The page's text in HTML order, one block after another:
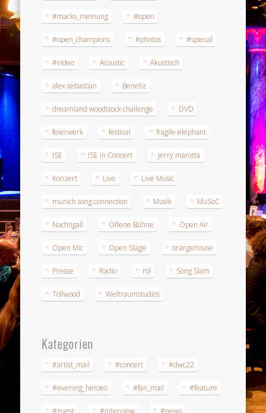
#macks_meinung #open
#open_champions #photos #special
#video Acoustic Akustisch
alex sebastian Benefiz
dreamland woodstock challenge DVD
feierwerk festival fragile elephant
ISE ISE in Concert jerry marotta
Konzert Live Live Music
munich song connection Musik MuSoC
Nachtigall Offene Bühne Open Air
Open Mic Open Stage orangehouse
Presse Radio rol Song Slam
Tollwood Weltraumstudios
Kategorien
#artist_mail #concert #dwc22
#evening_heroes #fan_mail #feature